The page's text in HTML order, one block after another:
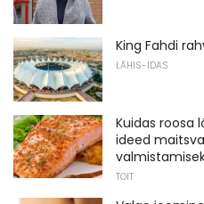
King Fahdi
LÄHIS-IDAS
Kuidas roosa
ideed
TOIT